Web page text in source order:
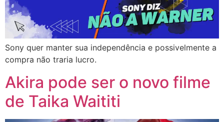
Sony quer manter sua independência e possivelmente a
compra não traria lucro.
Akira pode ser o novo filme
de Taika Waititi​